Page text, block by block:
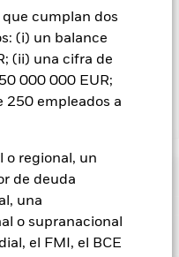
cumplan dos
(i) un balance
(ii) una cifra de
000 000 EUR;
250 empleados a
o regional, un
de deuda
una
o supranacional
el FMI, el BCE
los ingresos por préstamos
de funcionamiento del
los gastos corrientes.
el riesgo de crédito y/o los